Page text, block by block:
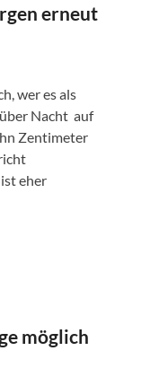
erneut
wer es als
Nacht auf
Zentimeter
eher
möglich